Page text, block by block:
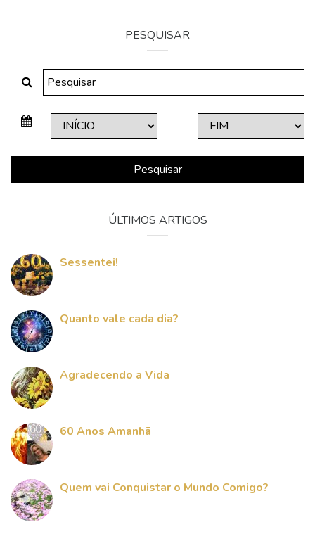
PESQUISAR
Pesquisar
ÚLTIMOS ARTIGOS
Sessentei!
Quanto vale cada dia?
Agradecendo a Vida
60 Anos Amanhã
Quem vai Conquistar o Mundo Comigo?